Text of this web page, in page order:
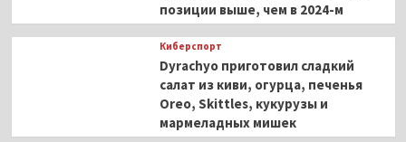
лет»
позиции выше, чем в 2024-м
Киберспорт
Dyrachyo приготовил сладкий
салат из киви, огурца, печенья
Oreo, Skittles, кукурузы и
мармеладных мишек